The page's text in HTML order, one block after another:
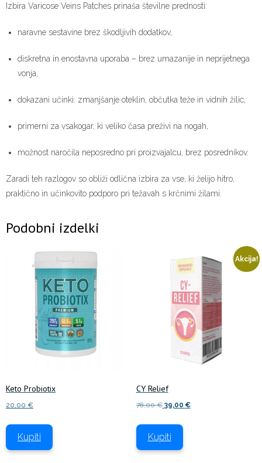
Izbira Varicose Veins Patches prinaša številne prednosti:
naravne sestavine brez škodljivih dodatkov,
diskretna in enostavna uporaba – brez umazanije in neprijetnega
vonja,
dokazani učinki: zmanjšanje oteklin, občutka teže in vidnih žilic,
primerni za vsakogar, ki veliko časa preživi na nogah,
možnost naročila neposredno pri proizvajalcu, brez posrednikov.
Zaradi teh razlogov so obliži odlična izbira za vse, ki želijo hitro,
praktično in učinkovito podporo pri težavah s krčnimi žilami.
Podobni izdelki
Keto Probiotix
20,00 €
Kupiti
Akcija!
CY Relief
78,00€ Izvirna
bila:
78,00 €.
39,00 €Trenutna
Kupiti